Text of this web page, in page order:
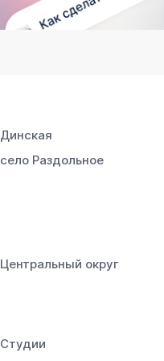
Динская
село Раздольное
Центральный округ
Студии